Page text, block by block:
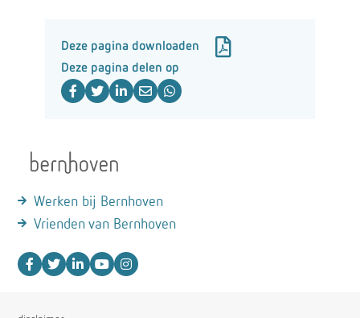
Deze pagina downloaden
Deze pagina delen op
Werken bij Bernhoven
Vrienden van Bernhoven